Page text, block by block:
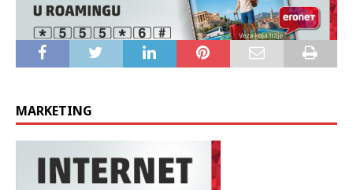
MARKETING